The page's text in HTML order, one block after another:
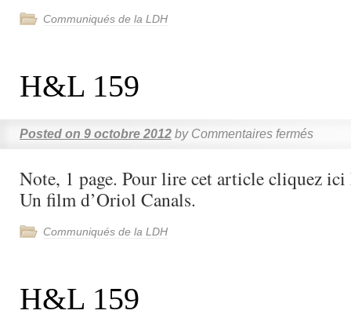
Communiqués de la LDH
H&L 159
Posted on 9 octobre 2012 by Commentaires fermés
Note, 1 page. Pour lire cet article cliquez
Un film d’Oriol Canals.
Communiqués de la LDH
H&L 159